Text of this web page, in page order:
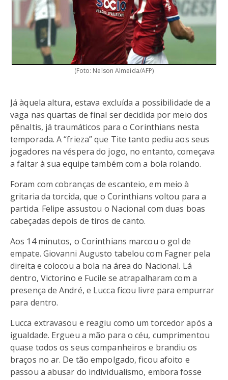
(Foto: Nelson Almeida/AFP)
Já àquela altura, estava excluída a possibilidade de a
vaga nas quartas de final ser decidida por meio dos
pênaltis, já traumáticos para o Corinthians nesta
temporada. A “frieza” que Tite tanto pediu aos seus
jogadores na véspera do jogo, no entanto, começava
a faltar à sua equipe também com a bola rolando.
Foram com cobranças de escanteio, em meio à
gritaria da torcida, que o Corinthians voltou para a
partida. Felipe assustou o Nacional com duas boas
cabeçadas depois de tiros de canto.
Aos 14 minutos, o Corinthians marcou o gol de
empate. Giovanni Augusto tabelou com Fagner pela
direita e colocou a bola na área do Nacional. Lá
dentro, Victorino e Fucile se atrapalharam com a
presença de André, e Lucca ficou livre para empurrar
para dentro.
Lucca extravasou e reagiu como um torcedor após a
igualdade. Ergueu a mão para o céu, cumprimentou
quase todos os seus companheiros e brandiu os
braços no ar. De tão empolgado, ficou afoito e
passou a abusar do individualismo, embora fosse